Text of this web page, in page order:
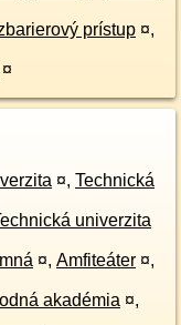
prístup ¤,
¤
¤, Technická
univerzita
¤, Amfiteáter ¤,
akadémia ¤,